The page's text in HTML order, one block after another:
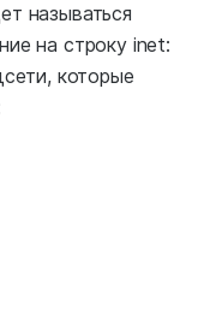
называться
на строку inet:
которые